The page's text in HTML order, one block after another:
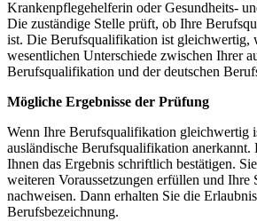
Krankenpflegehelferin oder Gesundheits-
Die zuständige Stelle prüft, ob Ihre
ist. Die Berufsqualifikation ist gleichwertig,
wesentlichen Unterschiede zwischen Ihrer
Berufsqualifikation und der deutschen
Mögliche Ergebnisse der Prüfung
Wenn Ihre Berufsqualifikation gleichwertig
ausländische Berufsqualifikation anerkannt.
Ihnen das Ergebnis schriftlich bestätigen.
weiteren Voraussetzungen erfüllen und Ihre
nachweisen. Dann erhalten Sie die
Berufsbezeichnung.